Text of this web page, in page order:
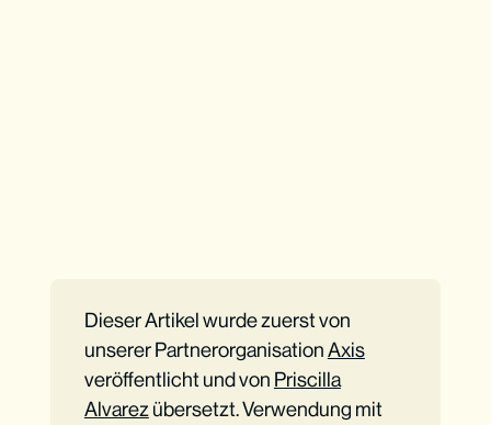
Dieser Artikel wurde zuerst von
unserer PartnerorganisationAxis
veröffentlicht und von Priscilla
Alvarez übersetzt. Verwendung mit